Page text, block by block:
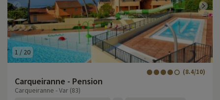
1 / 20
Carqueiranne - Pension
(8.4/10)
Carqueiranne - Var (83)